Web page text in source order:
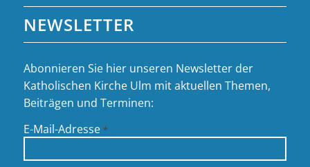
NEWSLETTER
Abonnieren Sie hier unseren Newsletter der
Katholischen Kirche Ulm mit aktuellen Themen,
Beiträgen und Terminen:
E-Mail-Adresse *